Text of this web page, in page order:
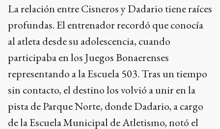
La relación entre Cisneros y Dadario tiene raíces
profundas. El entrenador recordó que conocía
al atleta desde su adolescencia, cuando
participaba en los Juegos Bonaerenses
representando a la Escuela 503. Tras un tiempo
sin contacto, el destino los volvió a unir en la
pista de Parque Norte, donde Dadario, a cargo
de la Escuela Municipal de Atletismo, notó el